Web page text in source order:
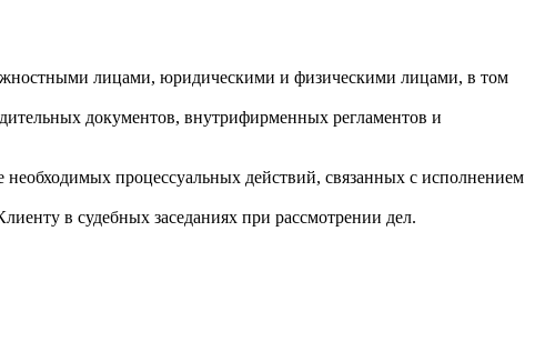
лицами, юридическими и физическими лицами, в том
документов, внутрифирменных регламентов и
процессуальных действий, связанных с исполнением
в судебных заседаниях при рассмотрении дел.